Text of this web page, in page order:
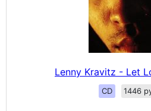
Lenny Kravitz - Let
CD 1446